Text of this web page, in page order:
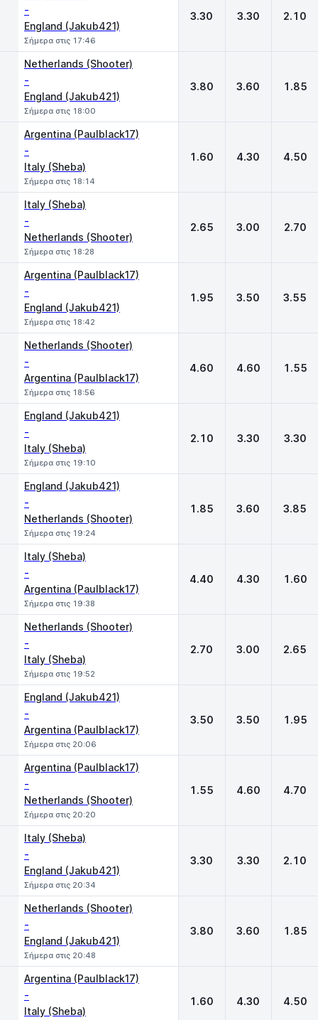
-
England (Jakub421)
Σήμερα στις 17:46
3.30 3.30 2.10
Netherlands (Shooter)
-
England (Jakub421)
Σήμερα στις 18:00
3.80 3.60 1.85
Argentina (Paulblack17)
-
Italy (Sheba)
Σήμερα στις 18:14
1.60 4.30 4.50
Italy (Sheba)
-
Netherlands (Shooter)
Σήμερα στις 18:28
2.65 3.00 2.70
Argentina (Paulblack17)
-
England (Jakub421)
Σήμερα στις 18:42
1.95 3.50 3.55
Netherlands (Shooter)
-
Argentina (Paulblack17)
Σήμερα στις 18:56
4.60 4.60 1.55
England (Jakub421)
-
Italy (Sheba)
Σήμερα στις 19:10
2.10 3.30 3.30
England (Jakub421)
-
Netherlands (Shooter)
Σήμερα στις 19:24
1.85 3.60 3.85
Italy (Sheba)
-
Argentina (Paulblack17)
Σήμερα στις 19:38
4.40 4.30 1.60
Netherlands (Shooter)
-
Italy (Sheba)
Σήμερα στις 19:52
2.70 3.00 2.65
England (Jakub421)
-
Argentina (Paulblack17)
Σήμερα στις 20:06
3.50 3.50 1.95
Argentina (Paulblack17)
-
Netherlands (Shooter)
Σήμερα στις 20:20
1.55 4.60 4.70
Italy (Sheba)
-
England (Jakub421)
Σήμερα στις 20:34
3.30 3.30 2.10
Netherlands (Shooter)
-
England (Jakub421)
Σήμερα στις 20:48
3.80 3.60 1.85
Argentina (Paulblack17)
-
Italy (Sheba)
1.60 4.30 4.50